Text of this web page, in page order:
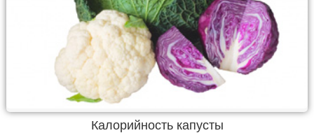
Калорийность капусты